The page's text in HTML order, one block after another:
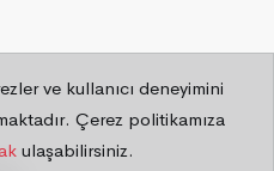
Başkanlığı
ve kullanıcı deneyimini
Çerez politikamıza
ulaşabilirsiniz.